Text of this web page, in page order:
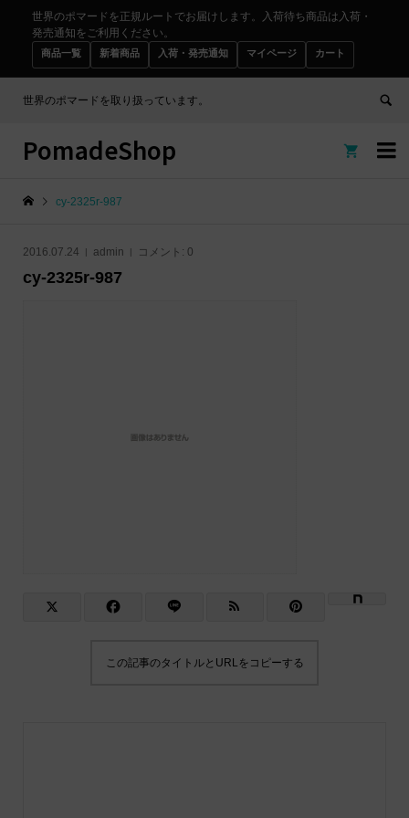
世界のポマードを正規ルートでお届けします。入荷待ち商品は入荷・
発売通知をご利用ください。
商品一覧 新着商品 入荷・発売通知 マイページ カート
世界のポマードを取り扱っています。

PomadeShop 
cy-2325r-987
2016.07.24 admin コメント: 0
cy-2325r-987
この記事のタイトルとURLをコピーする